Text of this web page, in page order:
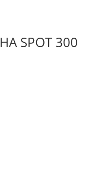
SPOT 300